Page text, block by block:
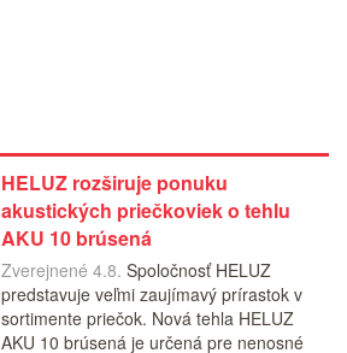
HELUZ rozširuje ponuku
akustických priečkoviek o tehlu
AKU 10 brúsená
Zverejnené 4.8. Spoločnosť HELUZ
predstavuje veľmi zaujímavý prírastok v
sortimente priečok. Nová tehla HELUZ
AKU 10 brúsená je určená pre nenosné